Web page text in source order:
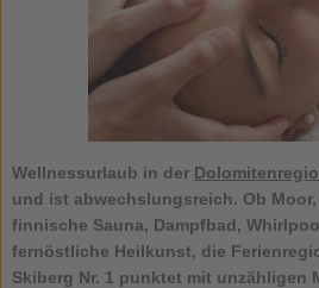
Wellnessurlaub in der
und ist abwechslungsreich. Ob
finnische Sauna, Dampfbad,
fernöstliche Heilkunst, die
Skiberg Nr. 1 punktet mit unzähligen